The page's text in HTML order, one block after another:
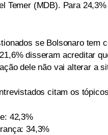
Temer (MDB). Para
se Bolsonaro tem
disseram acreditar
dele não vai alterar a
citam os
42,3%
34,3%